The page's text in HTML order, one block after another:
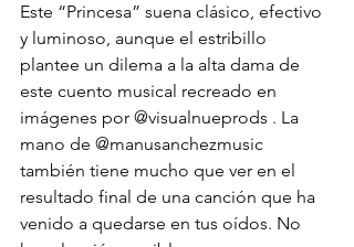
Este “Princesa” suena clásico, efectivo
y luminoso, aunque el estribillo
plantee un dilema a la alta dama de
este cuento musical recreado en
imágenes por @visualnueprods . La
mano de @manusanchezmusic
también tiene mucho que ver en el
resultado final de una canción que ha
venido a quedarse en tus oídos. No